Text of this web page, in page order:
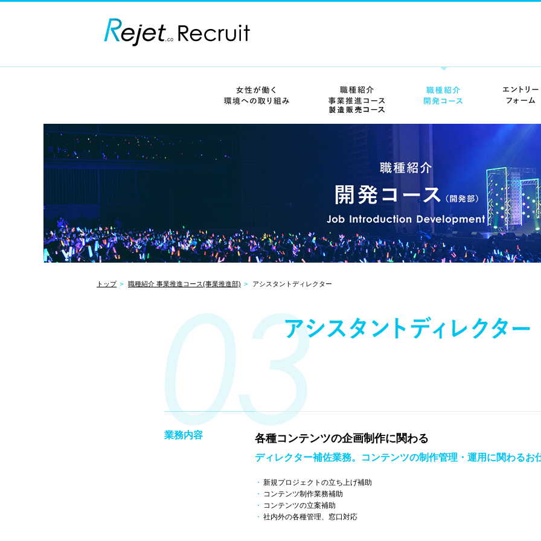
トップ 職種紹介 事業推進コース(事業推進部) アシスタントディレクター
業務内容 各種コンテンツの企画制作に関わる
ディレクター補佐業務。コンテンツの制作管理・運用に関わるお
新規プロジェクトの立ち上げ補助
コンテンツ制作業務補助
コンテンツの立案補助
社内外の各種管理、窓口対応